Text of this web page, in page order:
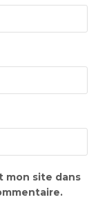
mon site dans